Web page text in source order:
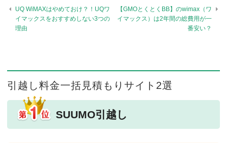
UQ WiMAXはやめておけ？！UQワ
イマックスをおすすめしない3つの
理由
【GMOとくとくBB】のwimax（ワ
イマックス）は2年間の総費用が一
番安い？
引越し料金一括見積もりサイト2選
SUUMO引越し